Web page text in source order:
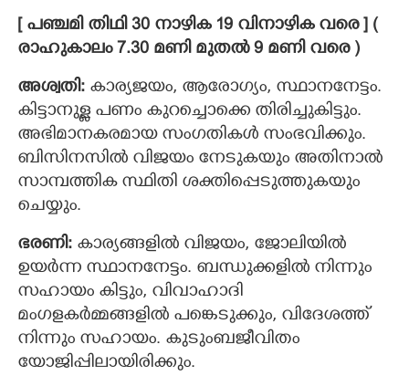
[ പഞ്ചമി തിഥി 30 നാഴിക 19 വിനാഴിക വരെ ] (
രാഹുകാലം 7.30 മണി മുതൽ 9 മണി വരെ )
അശ്വതി: കാര്യജയം, ആരോഗ്യം, സ്ഥാനനേട്ടം.
കിട്ടാനുള്ള പണം കുറച്ചൊക്കെ തിരിച്ചുകിട്ടും.
അഭിമാനകരമായ സംഗതികള്‍ സംഭവിക്കും.
ബിസിനസിൽ വിജയം നേടുകയും അതിനാൽ
സാമ്പത്തിക സ്ഥിതി ശക്തിപ്പെടുത്തുകയും
ചെയ്യും.
ഭരണി: കാര്യങ്ങളിൽ വിജയം, ജോലിയിൽ
ഉയർന്ന സ്ഥാനനേട്ടം. ബന്ധുക്കളില്‍ നിന്നും
സഹായം കിട്ടും, വിവാഹാദി
മംഗളകര്‍മ്മങ്ങളില്‍ പങ്കെടുക്കും, വിദേശത്ത്
നിന്നും സഹായം. കുടുംബജീവിതം
യോജിപ്പിലായിരിക്കും.